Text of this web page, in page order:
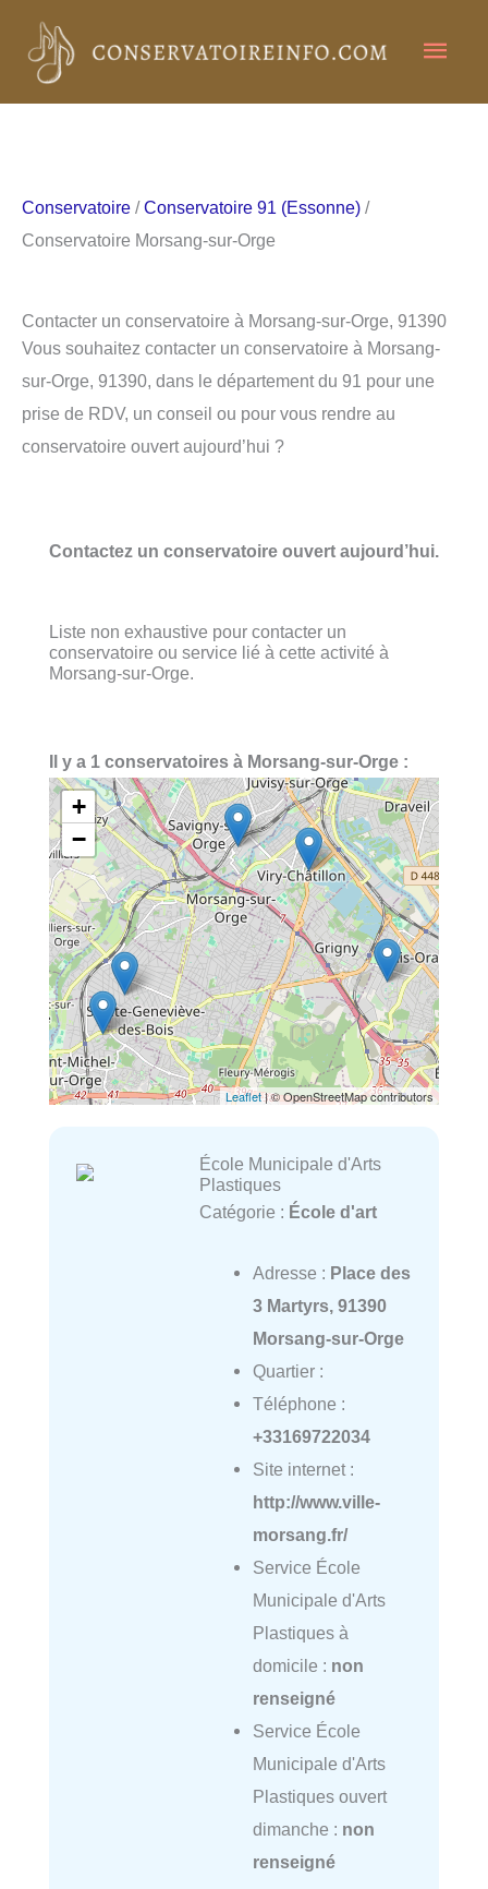
contenu
Conservatoire /Conservatoire 91 (Essonne) /
Conservatoire Morsang-sur-Orge
Contacter un conservatoire à Morsang-sur-Orge, 91390
Vous souhaitez contacter un conservatoire à Morsang-
sur-Orge, 91390, dans le département du 91 pour une
prise de RDV, un conseil ou pour vous rendre au
conservatoire ouvert aujourd’hui ?
Contactez un conservatoire ouvert aujourd’hui.
Liste non exhaustive pour contacter un
conservatoire ou service lié à cette activité à
Morsang-sur-Orge.
Il y a 1 conservatoires à Morsang-sur-Orge :
+
−
Leaflet| © OpenStreetMap contributors
École Municipale d'Arts
Plastiques
Catégorie : École d'art
Adresse : Place des
3 Martyrs, 91390
Morsang-sur-Orge
Quartier :
Téléphone :
+33169722034
Site internet :
http://www.ville-
morsang.fr/
Service École
Municipale d'Arts
Plastiques à
domicile : non
renseigné
Service École
Municipale d'Arts
Plastiques ouvert
dimanche : non
renseigné